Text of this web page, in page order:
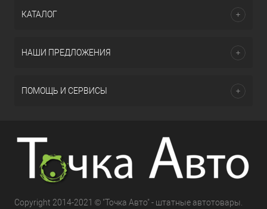
КАТАЛОГ
НАШИ ПРЕДЛОЖЕНИЯ
ПОМОЩЬ И СЕРВИСЫ
Copyright 2014-2021 © "Точка Авто" - штатные автотовары.